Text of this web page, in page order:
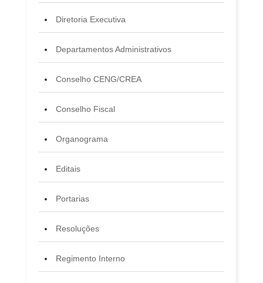
Diretoria Executiva
Departamentos Administrativos
Conselho CENG/CREA
Conselho Fiscal
Organograma
Editais
Portarias
Resoluções
Regimento Interno